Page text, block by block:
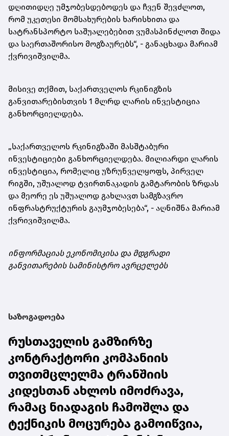
დღითიდღე უმჯობესდებოდეს და ჩვენ შევძლოთ,
რომ უკეთესი მომსახურების ხარისხითა და
სატრანსპორტო საშუალებებით ვუმასპინძლოთ შიდა
და საერთაშორისო მოგზაურებს“, - განაცხადა მარიამ
ქვრივიშვილმა.
მისივე თქმით, საქართველოს რკინიგზის
განვითარებისთვის 1 მლრდ ლარის ინვესტიცია
განხორციელდება.
„საქართველოს რკინიგზაში მასშტაბური
ინვესტიციები განხორციელდება. მილიარდი ლარის
ინვესტიცია, რომელიც უზრუნველყოფს, პირველ
რიგში, უშუალოდ ტვირთნაკადის გამტარობის ზრდას
და მეორე ეს უშუალოდ გახლავთ სამგზავრო
ინფრასტრუქტურის გაუმჯობესება“, - აღნიშნა მარიამ
ქვრივიშვილმა.
ინფორმაციას ეკონომიკისა და მდგრადი
განვითარების სამინისტრო ავრცელებს
საზოგადოება
რუსთაველის გამზირზე
კონტრაქტორი კომპანიის
თვითმცლელმა ტრანშიის
კიდესთან ახლოს იმოძრავა,
რამაც ნიადაგის ჩამოშლა და
ტექნიკის მოცურება გამოიწვია,